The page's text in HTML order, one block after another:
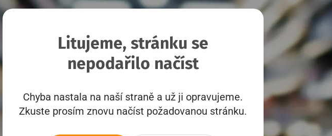
Litujeme, stránku se
nepodařilo načíst
Chyba nastala na naší straně a už ji opravujeme.
Zkuste prosím znovu načíst požadovanou stránku.